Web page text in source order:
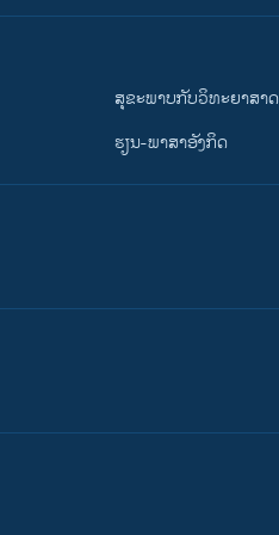
ສຸຂະພາບກັບວິທະຍາສາດ
ຮຽນ-ພາສາອັງກິດ